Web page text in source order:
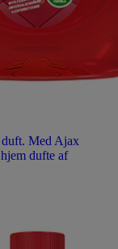
Med Ajax
dufte af